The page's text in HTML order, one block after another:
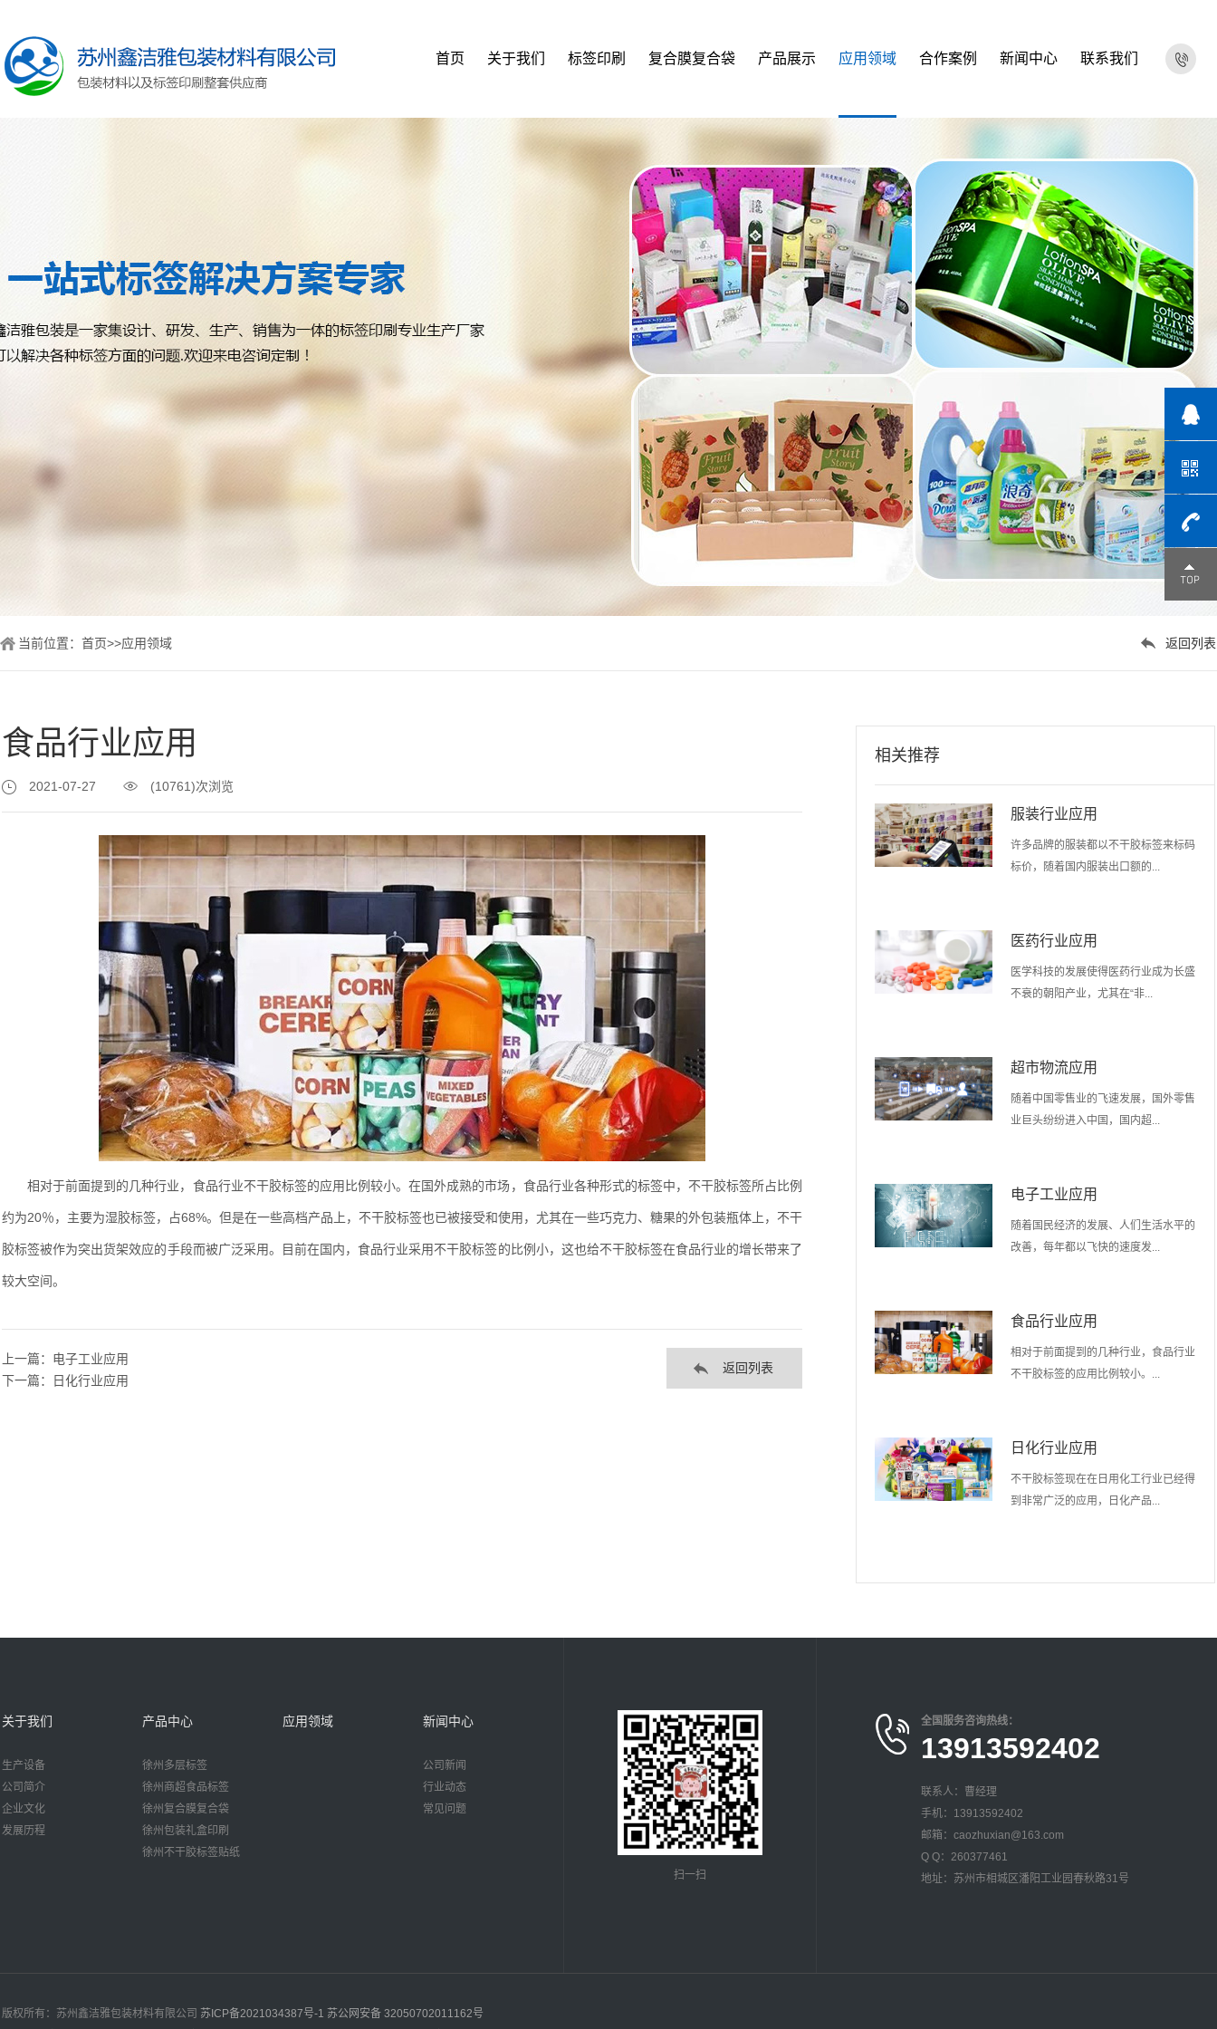
首页 关于我们 标签印刷 复合膜复合袋 产品展示 应用领域 合作案例 新闻中心 联系我们
返回列表
当前位置： 首页>>应用领域
食品行业应用
2021-07-27 (10761)次浏览
相对于前面提到的几种行业，食品行业不干胶标签的应用比例较小。在国外成熟的市场，食品行业各种形式的标签中，不干胶标签所占比例
约为20％，主要为湿胶标签，占68%。但是在一些高档产品上，不干胶标签也已被接受和使用，尤其在一些巧克力、糖果的外包装瓶体上，不干
胶标签被作为突出货架效应的手段而被广泛采用。目前在国内，食品行业采用不干胶标签的比例小，这也给不干胶标签在食品行业的增长带来了
较大空间。
上一篇： 电子工业应用
下一篇：
日化行业应用
返回列表
相关推荐
服装行业应用
许多品牌的服装都以不干胶标签来标码
标价，随着国内服装出口额的...
医药行业应用
医学科技的发展使得医药行业成为长盛
不衰的朝阳产业，尤其在“非...
超市物流应用
随着中国零售业的飞速发展，国外零售
业巨头纷纷进入中国，国内超...
电子工业应用
随着国民经济的发展、人们生活水平的
改善，每年都以飞快的速度发...
食品行业应用
相对于前面提到的几种行业，食品行业
不干胶标签的应用比例较小。...
日化行业应用
不干胶标签现在在日用化工行业已经得
到非常广泛的应用，日化产品...
关于我们
生产设备
公司简介
企业文化
发展历程
产品中心
徐州多层标签
徐州商超食品标签
徐州复合膜复合袋
徐州包装礼盒印刷
徐州不干胶标签贴纸
应用领域 新闻中心
公司新闻
行业动态
常见问题
扫一扫
全国服务咨询热线：
13913592402
联系人：曹经理
手机：13913592402
邮箱：caozhuxian@163.com
Q Q：260377461
地址：苏州市相城区潘阳工业园春秋路31号
版权所有：苏州鑫洁雅包装材料有限公司 苏ICP备2021034387号-1 苏公网安备 32050702011162号
点击咨询